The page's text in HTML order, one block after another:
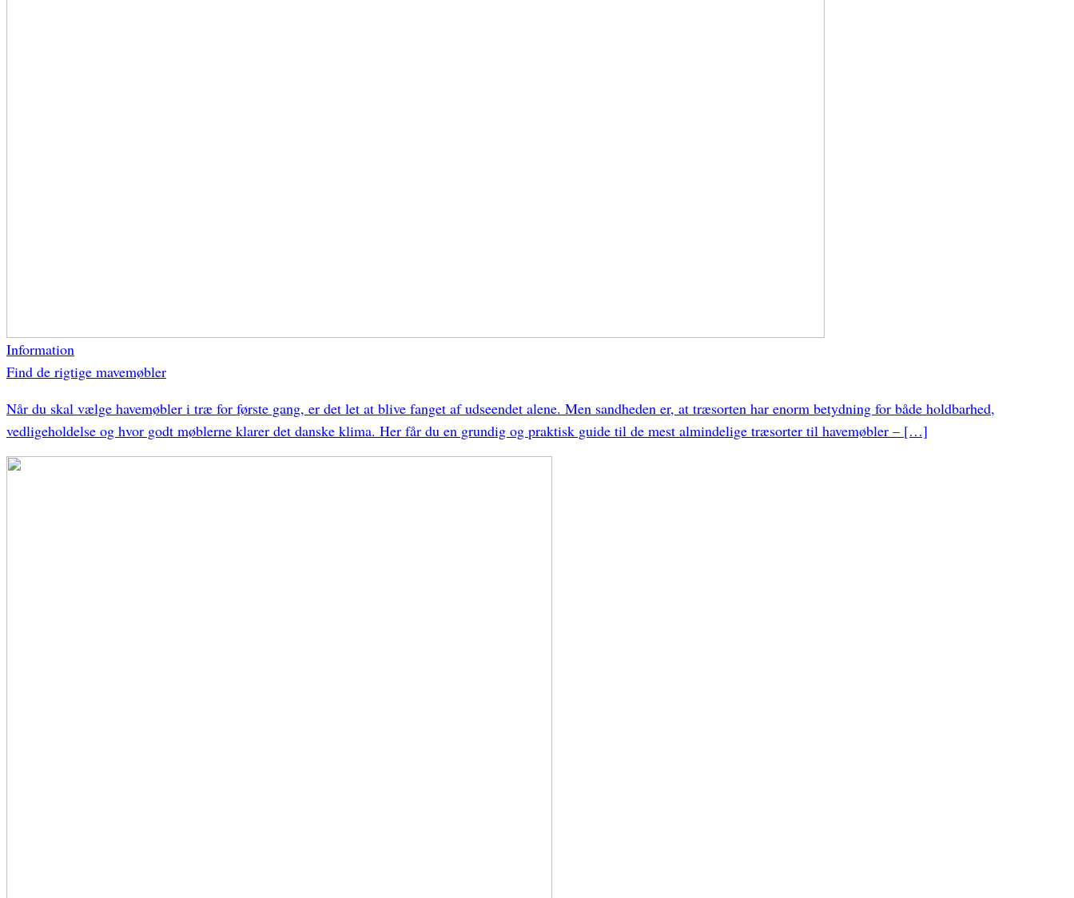
Information
Find de rigtige mavemøbler
Når du skal vælge havemøbler i træ for første gang, er det let at blive fanget af udseendet alene. Men sandheden er, at træsorten har enorm betydning for både holdbarhed,
vedligeholdelse og hvor godt møblerne klarer det danske klima. Her får du en grundig og praktisk guide til de mest almindelige træsorter til havemøbler – […]